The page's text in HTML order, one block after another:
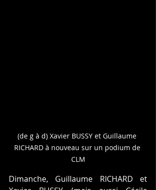
(de g à d) Xavier BUSSY et Guillaume
RICHARD à nouveau sur un podium de
CLM
Dimanche, Guillaume RICHARD et